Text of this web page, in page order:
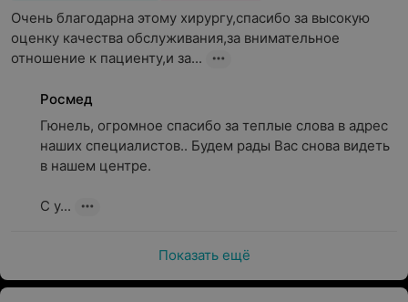
Очень благодарна этому хирургу,спасибо за высокую
оценку качества обслуживания,за внимательное
отношение к пациенту,и за...
Росмед
Гюнель, огромное спасибо за теплые слова в адрес
наших специалистов.. Будем рады Вас снова видеть
в нашем центре.
С у...
Показать ещё